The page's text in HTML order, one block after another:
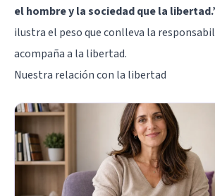
el hombre y la sociedad que la
ilustra el peso que conlleva la
acompaña a la libertad.
Nuestra relación con la libertad